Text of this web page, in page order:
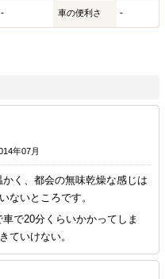
- 車の便利さ -
年07月
く、都会の無味乾燥な感じは
ないところです。
で20分くらいかかってしま
ていけない。